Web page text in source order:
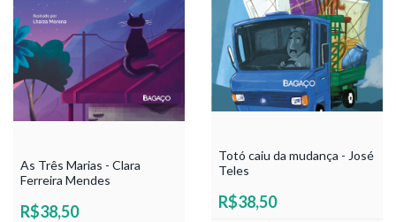
As Três Marias - Clara
Ferreira Mendes
R$38,50
Totó caiu da mudança - José
Teles
R$38,50